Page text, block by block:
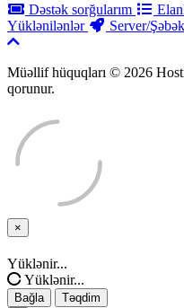
Dəstək sorğularım
Yüklənilənlər
Server/
Müəllif hüquqları © 2026
qorunur.
×
Bağla
Yüklənir...
Yüklənir...
Bağla Təqdim